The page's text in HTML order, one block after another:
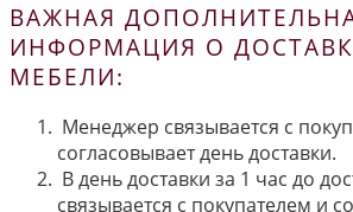
ВАЖНАЯ
ИНФОРМАЦИЯ О
МЕБЕЛИ:
Менеджер связывается с
согласовывает день доставки.
В день доставки за 1 час до
связывается с покупателем и